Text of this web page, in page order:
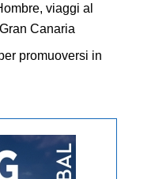
viaggi al
Canaria
promuoversi in